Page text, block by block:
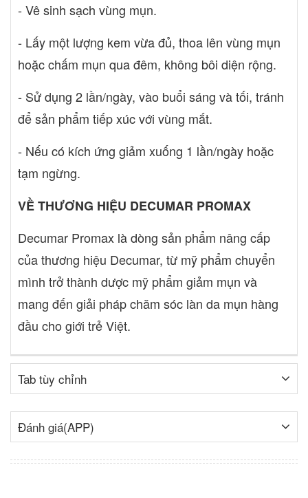
- Vê sinh sạch vùng mụn.
- Lấy một lượng kem vừa đủ, thoa lên vùng mụn
hoặc chấm mụn qua đêm, không bôi diện rộng.
- Sử dụng 2 lần/ngày, vào buổi sáng và tối, tránh
để sản phẩm tiếp xúc với vùng mắt.
- Nếu có kích ứng giảm xuống 1 lần/ngày hoặc
tạm ngừng.
VỀ THƯƠNG HIỆU DECUMAR PROMAX
Decumar Promax là dòng sản phẩm nâng cấp
của thương hiệu Decumar, từ mỹ phẩm chuyển
mình trở thành dược mỹ phẩm giảm mụn và
mang đến giải pháp chăm sóc làn da mụn hàng
đầu cho giới trẻ Việt.
Tab tùy chỉnh
Đánh giá(APP)